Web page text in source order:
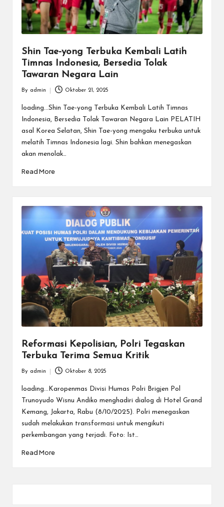
Shin Tae-yong Terbuka Kembali Latih
Timnas Indonesia, Bersedia Tolak
Tawaran Negara Lain
by
By admin Oktober 21, 2025
loading...Shin Tae-yong Terbuka Kembali Latih Timnas
Indonesia, Bersedia Tolak Tawaran Negara Lain PELATIH
asal Korea Selatan, Shin Tae-yong mengaku terbuka untuk
melatih Timnas Indonesia lagi. Shin bahkan menegaskan
akan menolak…
Read More
Reformasi Kepolisian, Polri Tegaskan
Terbuka Terima Semua Kritik
by
By admin Oktober 8, 2025
loading...Karopenmas Divisi Humas Polri Brigjen Pol
Trunoyudo Wisnu Andiko menghadiri dialog di Hotel Grand
Kemang, Jakarta, Rabu (8/10/2025). Polri menegaskan
sudah melakukan transformasi untuk mengikuti
perkembangan yang terjadi. Foto: Ist…
Read More